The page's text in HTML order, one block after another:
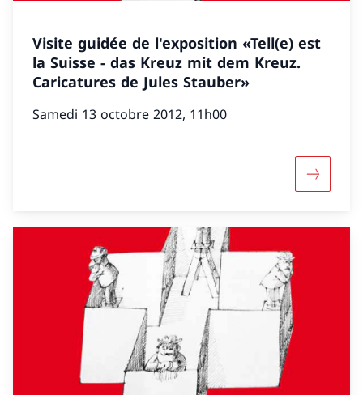
Visite guidée de l'exposition «Tell(e) est
la Suisse - das Kreuz mit dem Kreuz.
Caricatures de Jules Stauber»
Samedi 13 octobre 2012, 11h00